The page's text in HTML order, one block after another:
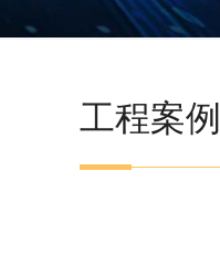
工程案例